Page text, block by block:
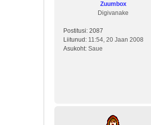
Zuumbox
Digivanake
Postitusi: 2087
Liitunud: 11:54, 20 Jaan 2008
Asukoht: Saue